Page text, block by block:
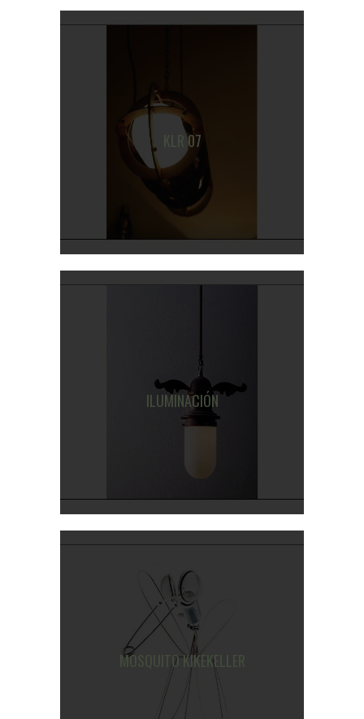
KLR 07
ILUMINACIÓN
MOSQUITO KIKEKELLER